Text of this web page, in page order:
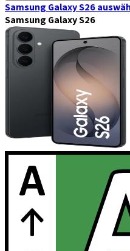
Samsung Galaxy S26
Samsung Galaxy S26